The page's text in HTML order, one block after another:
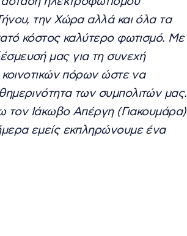
την Χώρα αλλά και όλα τα
κόστος καλύτερο φωτισμό. Με
μας για τη συνεχή
κοινοτικών πόρων ώστε να
των συμπολιτών μας.
τον Ιάκωβο Απέργη (Γιακουμάρα)
εμείς εκπληρώνουμε ένα